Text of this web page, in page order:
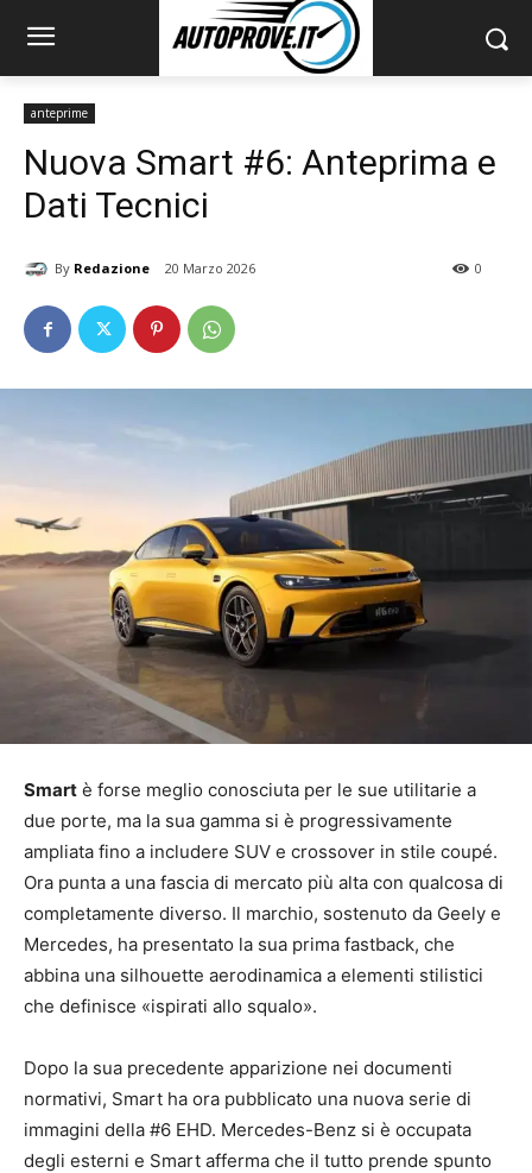
anteprime
Nuova Smart #6: Anteprima e
Dati Tecnici
By Redazione 20 Marzo 2026 0
Smart è forse meglio conosciuta per le sue utilitarie a
due porte, ma la sua gamma si è progressivamente
ampliata fino a includere SUV e crossover in stile coupé.
Ora punta a una fascia di mercato più alta con qualcosa di
completamente diverso. Il marchio, sostenuto da Geely e
Mercedes, ha presentato la sua prima fastback, che
abbina una silhouette aerodinamica a elementi stilistici
che definisce «ispirati allo squalo».
Dopo la sua precedente apparizione nei documenti
normativi, Smart ha ora pubblicato una nuova serie di
immagini della #6 EHD. Mercedes-Benz si è occupata
degli esterni e Smart afferma che il tutto prende spunto